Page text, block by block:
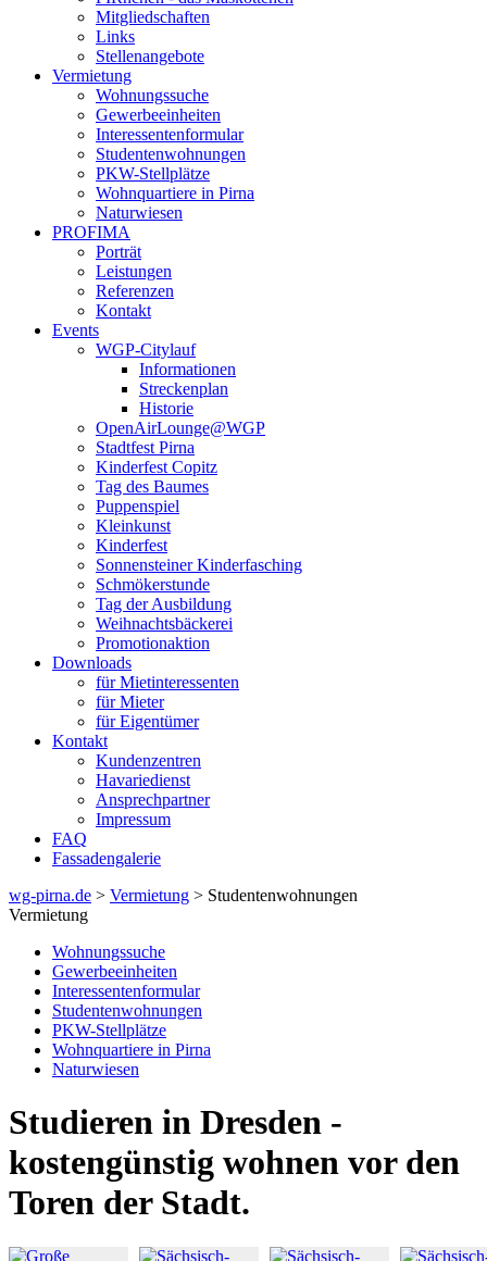
Mitgliedschaften
Links
Stellenangebote
Vermietung
Wohnungssuche
Gewerbeeinheiten
Interessentenformular
Studentenwohnungen
PKW-Stellplätze
Wohnquartiere in Pirna
Naturwiesen
PROFIMA
Porträt
Leistungen
Referenzen
Kontakt
Events
WGP-Citylauf
Informationen
Streckenplan
Historie
OpenAirLounge@WGP
Stadtfest Pirna
Kinderfest Copitz
Tag des Baumes
Puppenspiel
Kleinkunst
Kinderfest
Sonnensteiner Kinderfasching
Schmökerstunde
Tag der Ausbildung
Weihnachtsbäckerei
Promotionaktion
Downloads
für Mietinteressenten
für Mieter
für Eigentümer
Kontakt
Kundenzentren
Havariedienst
Ansprechpartner
Impressum
FAQ
Fassadengalerie
wg-pirna.de > Vermietung > Studentenwohnungen
Vermietung
Wohnungssuche
Gewerbeeinheiten
Interessentenformular
Studentenwohnungen
PKW-Stellplätze
Wohnquartiere in Pirna
Naturwiesen
Studieren in Dresden -
kostengünstig wohnen vor den
Toren der Stadt.